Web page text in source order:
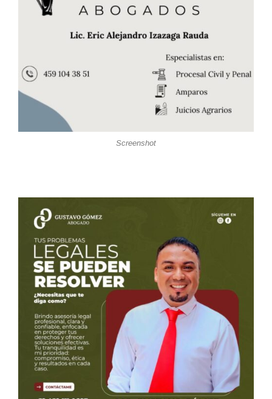
Screenshot